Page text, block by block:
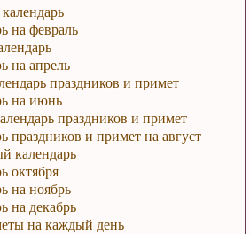
на февраль
на апрель
праздников и примет
на июнь
праздников и примет
праздников и примет на август
календарь
октября
на ноябрь
на декабрь
на каждый день